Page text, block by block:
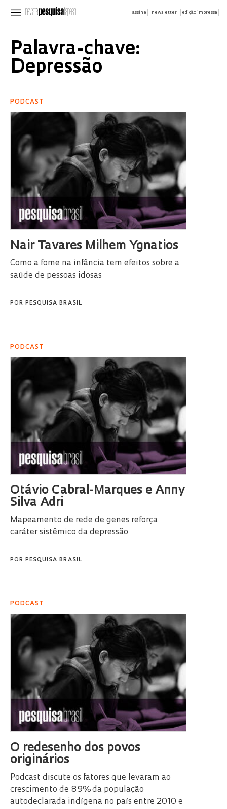
assine newsletter edição impressa
Palavra-chave:
Depressão
PODCAST
Nair Tavares Milhem Ygnatios
Como a fome na infância tem efeitos sobre a
saúde de pessoas idosas
POR PESQUISA BRASIL
PODCAST
Otávio Cabral-Marques e Anny
Silva Adri
Mapeamento de rede de genes reforça
caráter sistêmico da depressão
POR PESQUISA BRASIL
PODCAST
O redesenho dos povos
originários
Podcast discute os fatores que levaram ao
crescimento de 89% da população
autodeclarada indígena no país entre 2010 e